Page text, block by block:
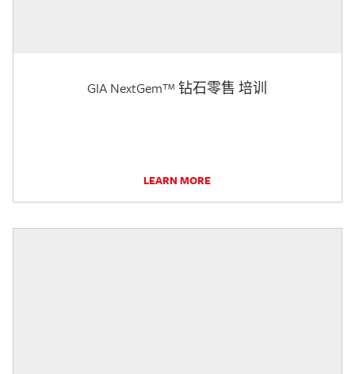
GIA NextGem™ 钻石零售 培训
LEARN MORE